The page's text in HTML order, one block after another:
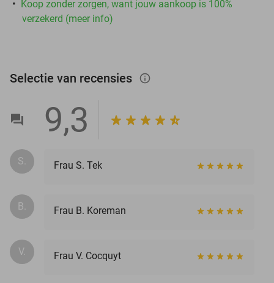
Koop zonder zorgen, want jouw aankoop is 100%
verzekerd (meer info)
Selectie van recensies info_outlined
9,3
S. Frau S. Tek
B. Frau B. Koreman
V. Frau V. Cocquyt